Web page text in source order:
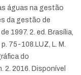
águas na gestão
da gestão de
1997. 2. ed. Brasília,
p. 75-108. LUZ, L. M.
do
2. 2016. Disponível